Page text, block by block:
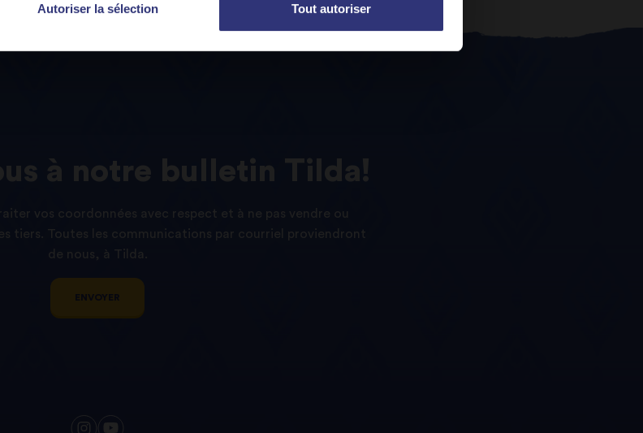
Autoriser la sélection Tout autoriser
notre bulletin Tilda!
vos coordonnées avec respect et à ne pas vendre ou
tiers. Toutes les communications par courriel proviendront
de nous, à Tilda.
ENVOYER